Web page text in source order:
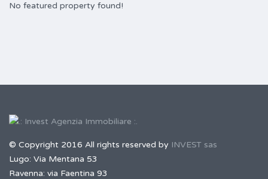
No featured property found!
© Copyright 2016 All rights reserved by INVEST sas
Lugo: Via Mentana 53
Ravenna: via Faentina 93